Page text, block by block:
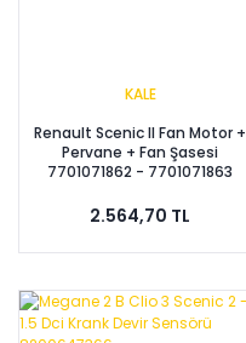
KALE
Renault Scenic II Fan Motor +
Pervane + Fan Şasesi
7701071862 - 7701071863
2.564,70 TL